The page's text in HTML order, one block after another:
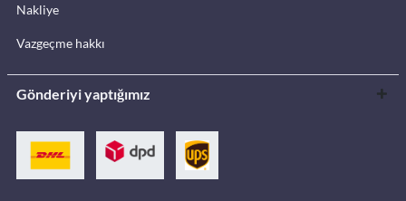
Nakliye
Vazgeçme hakkı
Gönderiyi yaptığımız